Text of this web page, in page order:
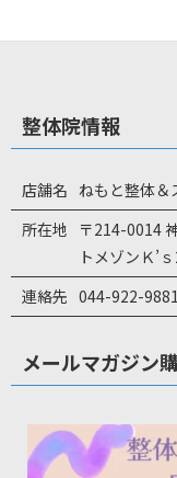
整体院情報
店舗名 ねもと整体＆
所在地
〒214-0014
トメゾンＫ’
連絡先 044-922-9881
メールマガジン